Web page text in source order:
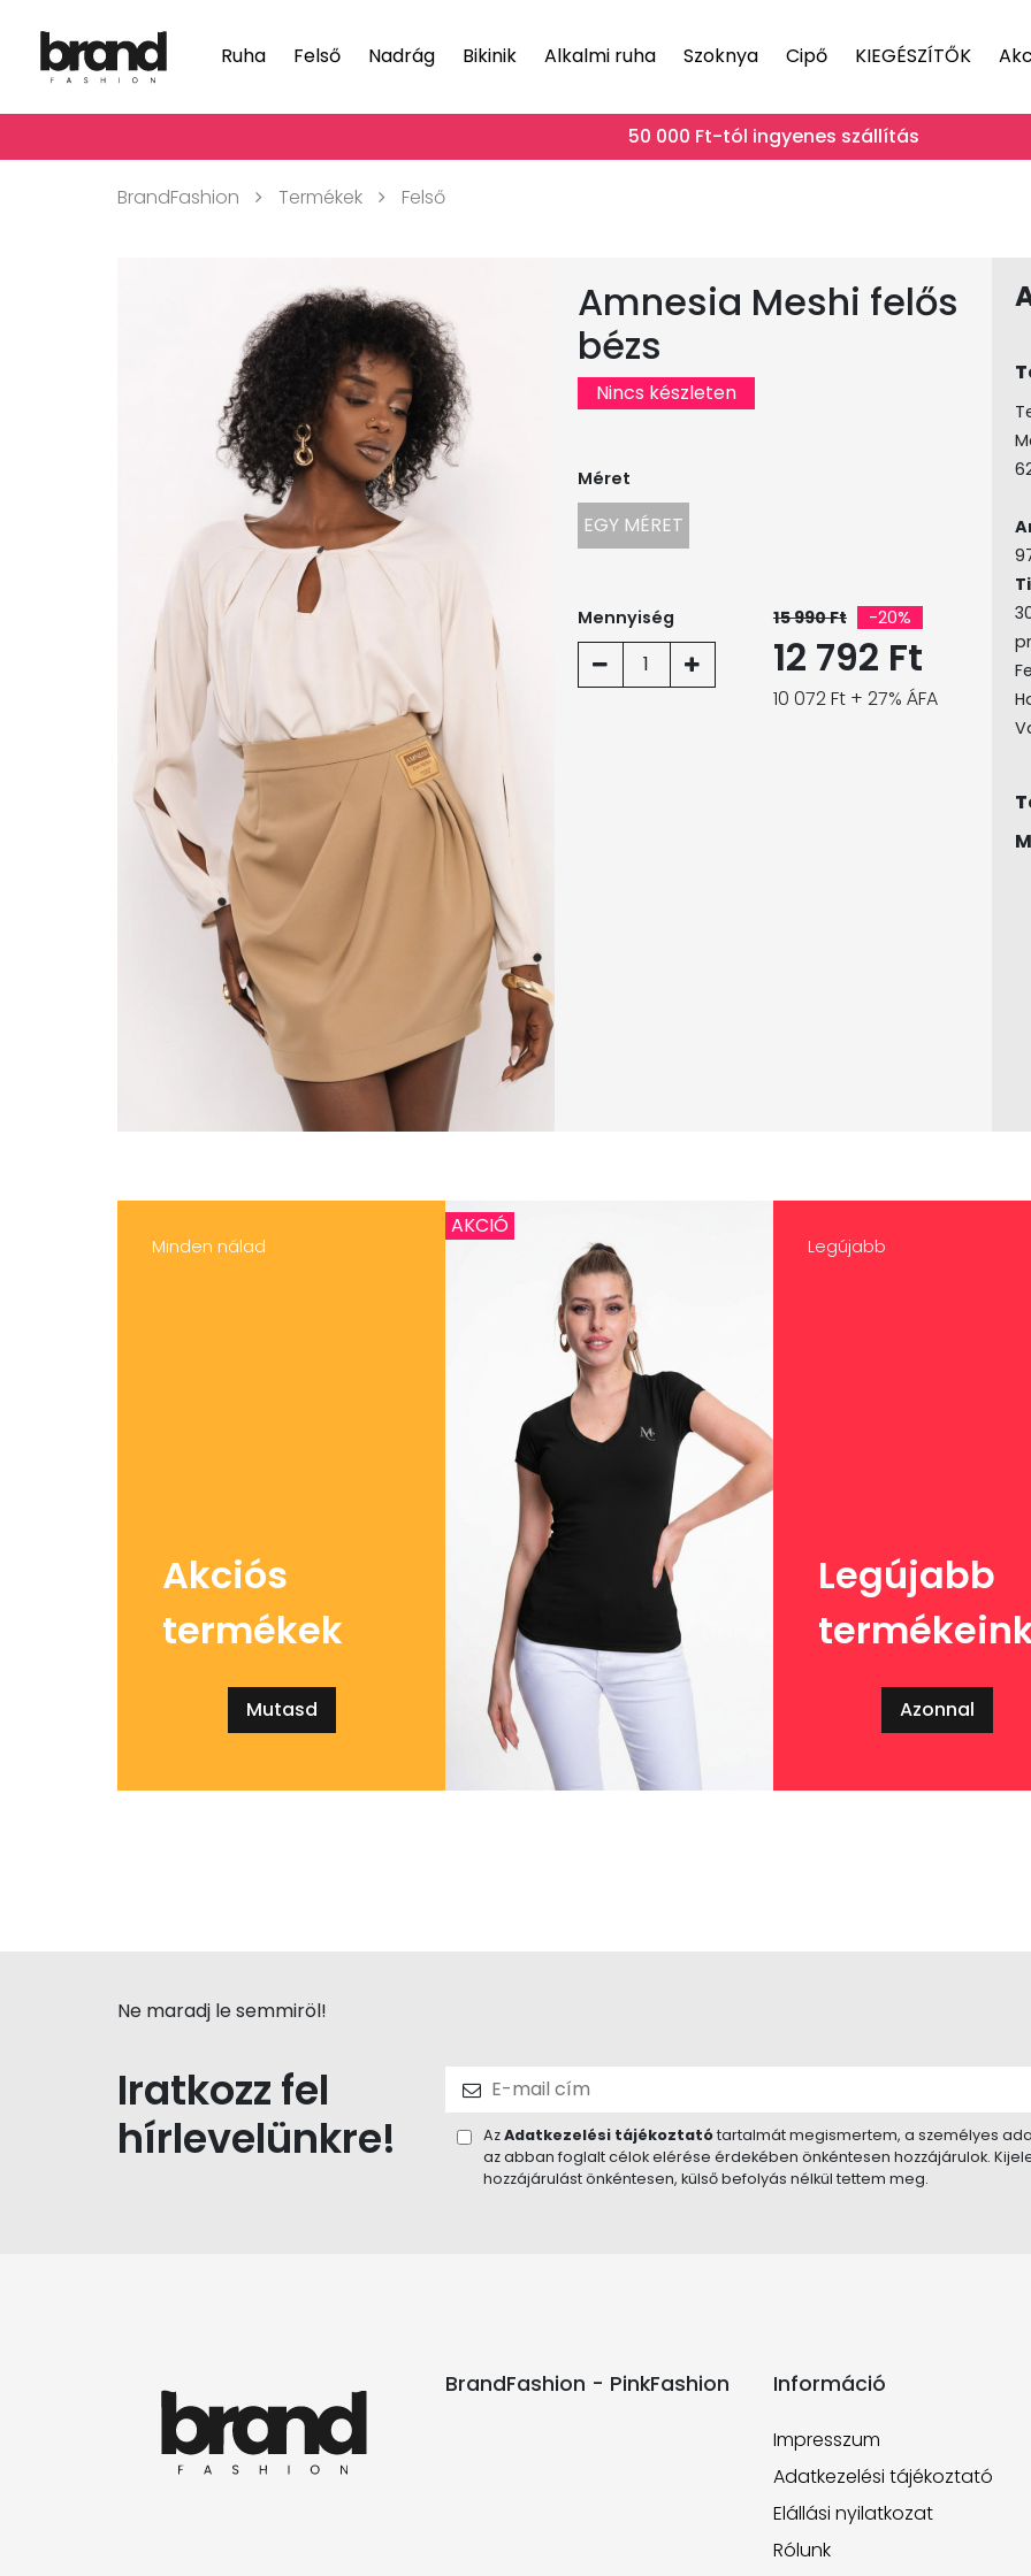
Ruha Felső Nadrág Bikinik Alkalmi ruha Szoknya Cipő KIEGÉSZÍTŐK
50 000 Ft-tól ingyenes szállítás
BrandFashion Termékek Felső
Amnesia Meshi felős
bézs
Nincs készleten
Méret
EGY MÉRET
Mennyiség
1
15 990 Ft -20%
12 792 Ft
10 072 Ft + 27% ÁFA
Minden nálad
Akciós
termékek
Mutasd
AKCIÓ
Legújabb
Legújabb
Azonnal
Ne maradj le semmiröl!
Iratkozz fel
hírlevelünkre!
AzAdatkezelési tájékoztatótartalmát megismertem, a személyes
az abban foglalt célok elérése érdekében önkéntesen hozzájárulok.
hozzájárulást önkéntesen, külső befolyás nélkül tettem meg.
BrandFashion - PinkFashion Információ
Impresszum
Adatkezelési tájékoztató
Elállási nyilatkozat
Rólunk